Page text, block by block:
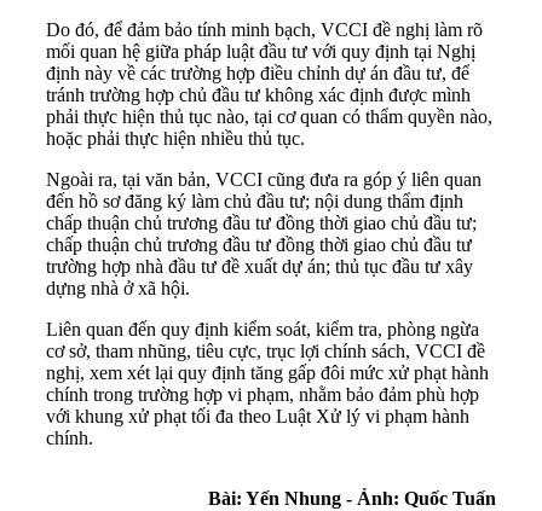
Do đó, để đảm bảo tính minh bạch, VCCI đề nghị làm rõ
mối quan hệ giữa pháp luật đầu tư với quy định tại Nghị
định này về các trường hợp điều chỉnh dự án đầu tư, để
tránh trường hợp chủ đầu tư không xác định được mình
phải thực hiện thủ tục nào, tại cơ quan có thẩm quyền nào,
hoặc phải thực hiện nhiều thủ tục.
Ngoài ra, tại văn bản, VCCI cũng đưa ra góp ý liên quan
đến hồ sơ đăng ký làm chủ đầu tư; nội dung thẩm định
chấp thuận chủ trương đầu tư đồng thời giao chủ đầu tư;
chấp thuận chủ trương đầu tư đồng thời giao chủ đầu tư
trường hợp nhà đầu tư đề xuất dự án; thủ tục đầu tư xây
dựng nhà ở xã hội.
Liên quan đến quy định kiểm soát, kiểm tra, phòng ngừa
cơ sở, tham nhũng, tiêu cực, trục lợi chính sách, VCCI đề
nghị, xem xét lại quy định tăng gấp đôi mức xử phạt hành
chính trong trường hợp vi phạm, nhằm bảo đảm phù hợp
với khung xử phạt tối đa theo Luật Xử lý vi phạm hành
chính.
Bài: Yến Nhung - Ảnh: Quốc Tuấn